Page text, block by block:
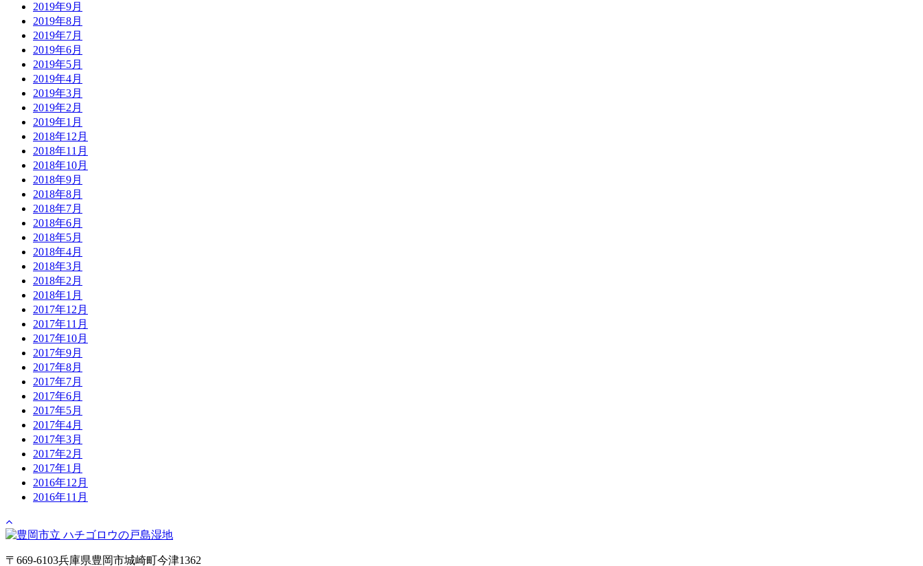
2019年9月
2019年8月
2019年7月
2019年6月
2019年5月
2019年4月
2019年3月
2019年2月
2019年1月
2018年12月
2018年11月
2018年10月
2018年9月
2018年8月
2018年7月
2018年6月
2018年5月
2018年4月
2018年3月
2018年2月
2018年1月
2017年12月
2017年11月
2017年10月
2017年9月
2017年8月
2017年7月
2017年6月
2017年5月
2017年4月
2017年3月
2017年2月
2017年1月
2016年12月
2016年11月
〒669-6103兵庫県豊岡市城崎町今津1362